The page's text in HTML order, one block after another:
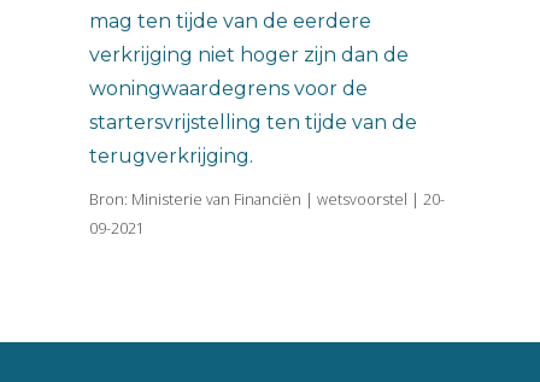
mag ten tijde van de eerdere
verkrijging niet hoger zijn dan de
woningwaardegrens voor de
startersvrijstelling ten tijde van de
terugverkrijging.
Bron: Ministerie van Financiën | wetsvoorstel | 20-
09-2021